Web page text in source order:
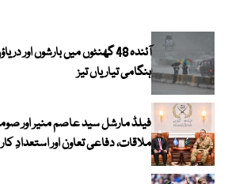
آئندہ 48 گھنٹوں میں بارشوں
ہنگامی تیاریاں تیز
فیلڈ مارشل سید عاصم منیر اور
ملاقات، دفاعی تعاون اور استعدادِ